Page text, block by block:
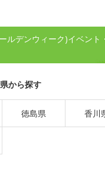
ルデンウィーク)イベント
から探す
徳島県 香川